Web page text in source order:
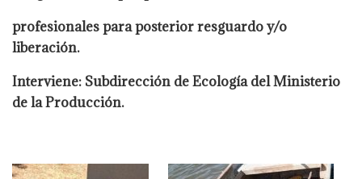
profesionales para posterior resguardo y/o
liberación.
Interviene: Subdirección de Ecología del Ministerio
de la Producción.